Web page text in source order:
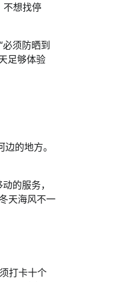
不想找停
须防晒到
足够体验
的地方。
的服务，
天海风不一
打卡十个